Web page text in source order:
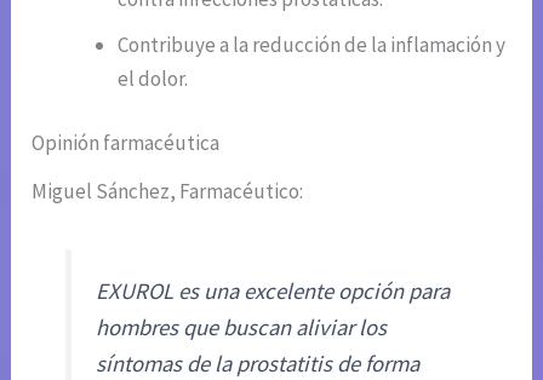
Contribuye a la reducción de la inflamación y
el dolor.
Opinión farmacéutica
Miguel Sánchez, Farmacéutico:
EXUROL es una excelente opción para
hombres que buscan aliviar los
síntomas de la prostatitis de forma